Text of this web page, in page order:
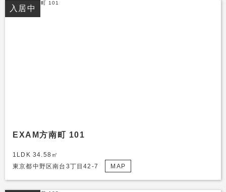
入居中
EXAM方南町 101
1LDK 34.58㎡
東京都中野区南台3丁目42-7
MAP